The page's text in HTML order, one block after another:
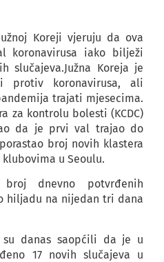
Koreji vjeruju da ova
koronavirusa iako bilježi
slučajeva.Južna Koreja je
protiv koronavirusa, ali
trajati mjesecima.
za kontrolu bolesti (KCDC)
da je prvi val trajao do
broj novih klastera
u Seoulu.
dnevno potvrđenih
hiljadu na nijedan tri dana
su danas saopćili da je u
17 novih slučajeva u